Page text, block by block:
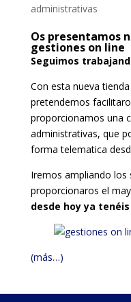
administrativas
Os presentamos
gestiones on line
Seguimos
Con esta nueva
pretendemos
proporcionamos una
administrativas, que
forma telematica
Iremos ampliando los
proporcionaros el
desde hoy ya
(más…)